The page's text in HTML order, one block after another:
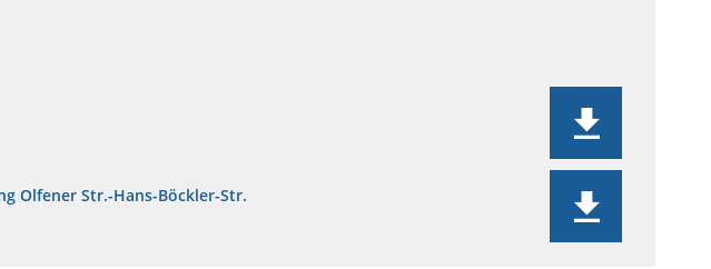
Olfener Str.-Hans-Böckler-Str.